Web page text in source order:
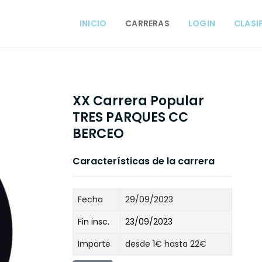
INICIO CARRERAS LOGIN
XX Carrera Popular
TRES PARQUES CC
BERCEO
Características de la carrera
Fecha
29/09/2023
Fin insc.
23/09/2023
Importe
desde 1€ hasta 22€